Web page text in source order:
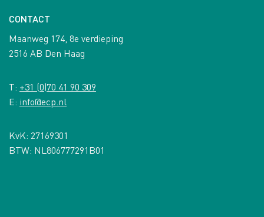
CONTACT
Maanweg 174, 8e verdieping
2516 AB Den Haag
T: +31 (0)70 41 90 309
E: info@ecp.nl
KvK: 27169301
BTW: NL806777291B01